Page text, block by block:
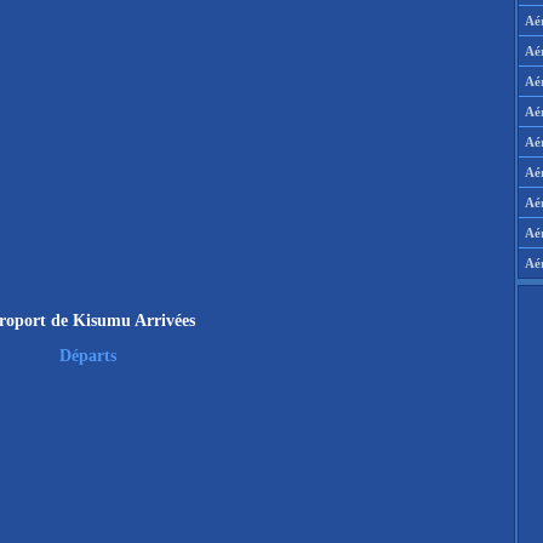
de Kisumu Arrivées
Départs